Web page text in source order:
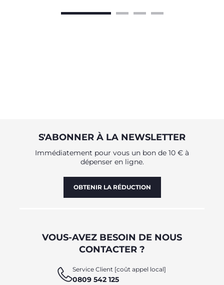
S'ABONNER À LA NEWSLETTER
Immédiatement pour vous un bon de 10 € à
dépenser en ligne.
OBTENIR LA RÉDUCTION
VOUS-AVEZ BESOIN DE NOUS
CONTACTER ?
Service Client [coût appel local]
0809 542 125